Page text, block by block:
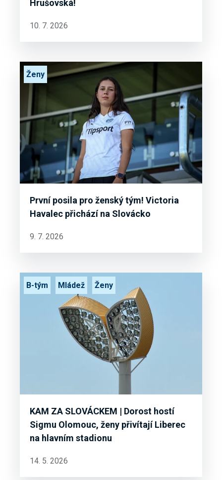
Hrušovská!
10. 7. 2026
První posila pro ženský tým! Victoria
Havalec přichází na Slovácko
Ženy
9. 7. 2026
KAM ZA SLOVÁCKEM | Dorost hostí
Sigmu Olomouc, ženy přivítají Liberec
na hlavním stadionu
B-tým Mládež Ženy
14. 5. 2026